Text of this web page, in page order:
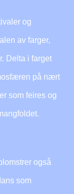
og
av farger,
Delta i farget
på nært
som feires og
også
som